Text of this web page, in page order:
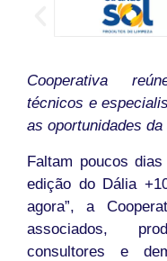
Cooperativa
técnicos e
as oportunidades
Faltam poucos
edição do Dália
agora”, a
associados,
consultores e